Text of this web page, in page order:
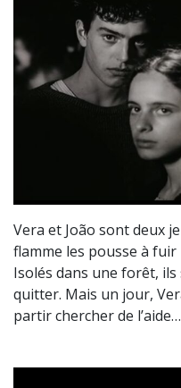
Vera et João sont deux
flamme les pousse à
Isolés dans une forêt,
quitter. Mais un jour,
partir chercher de l’aide…